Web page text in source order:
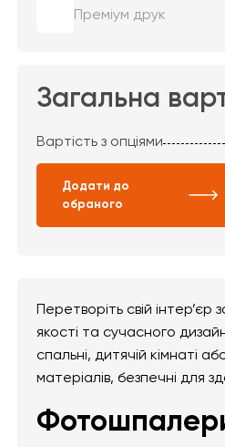
Преміум друк
Загальна
Вартість з опціями
Додати до
обраного
Перетворіть свій
якості та сучасного
спальні, дитячій кімнаті
матеріалів, безпечні для